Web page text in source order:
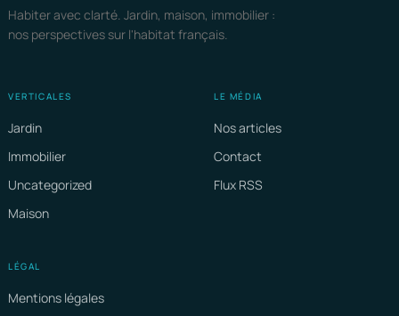
Habiter avec clarté. Jardin, maison, immobilier :
nos perspectives sur l'habitat français.
VERTICALES
Jardin
Immobilier
Uncategorized
Maison
LE MÉDIA
Nos articles
Contact
Flux RSS
LÉGAL
Mentions légales